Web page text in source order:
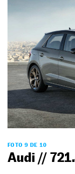
FOTO 9 DE 10
Audi //